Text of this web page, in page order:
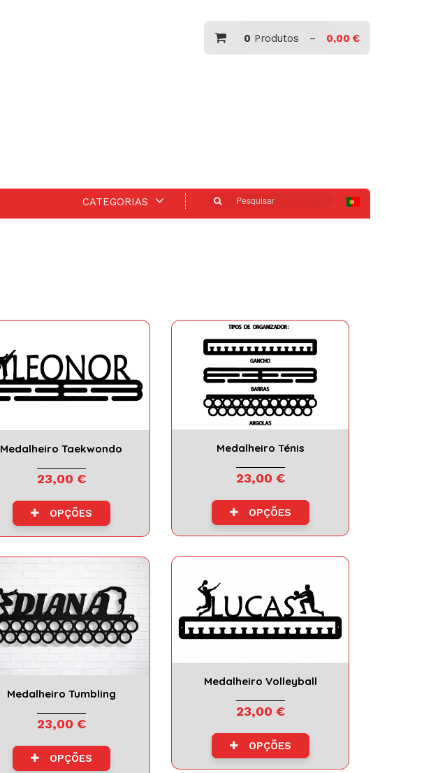
0 Produtos – 0,00 €
CATEGORIAS Pesquisar
Medalheiro Taekwondo
23,00 €
OPÇÕES
Medalheiro Ténis
23,00 €
OPÇÕES
Medalheiro Tumbling
23,00 €
OPÇÕES
Medalheiro Volleyball
23,00 €
OPÇÕES